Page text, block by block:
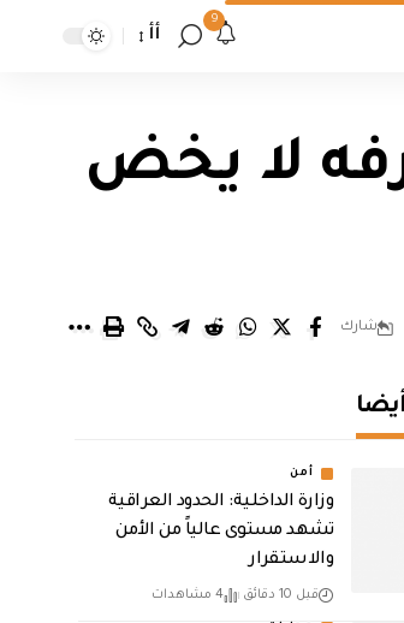
9
أأ
لا يخض
شارك
أمن
وزارة الداخلية: الحدود العراقية
تشهد مستوى عالياً من الأمن
والاستقرار
قبل 10 دقائق 4 مشاهدات